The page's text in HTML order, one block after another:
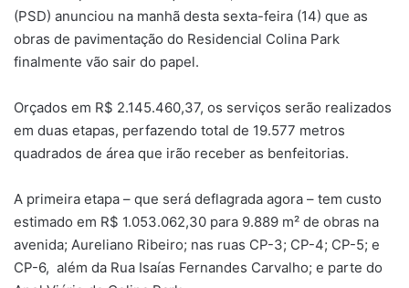
(PSD) anunciou na manhã desta sexta-feira (14) que as
obras de pavimentação do Residencial Colina Park
finalmente vão sair do papel.
Orçados em R$ 2.145.460,37, os serviços serão realizados
em duas etapas, perfazendo total de 19.577 metros
quadrados de área que irão receber as benfeitorias.
A primeira etapa – que será deflagrada agora – tem custo
estimado em R$ 1.053.062,30 para 9.889 m² de obras na
avenida; Aureliano Ribeiro; nas ruas CP-3; CP-4; CP-5; e
CP-6, além da Rua Isaías Fernandes Carvalho; e parte do